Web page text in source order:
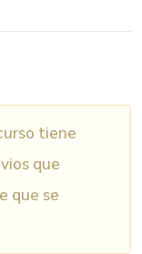
tiene
que
que se